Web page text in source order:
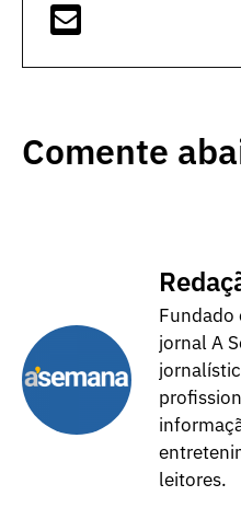
Comente
Fundado
jornal A
leitores.